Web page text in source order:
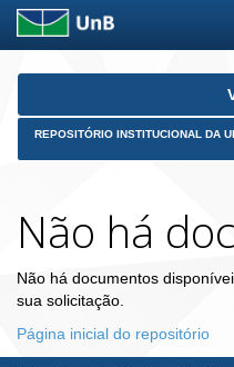
Skip
REPOSITÓRIO INSTITUCIONAL DA
Não há
Não há documentos
sua solicitação.
Página inicial do repositório